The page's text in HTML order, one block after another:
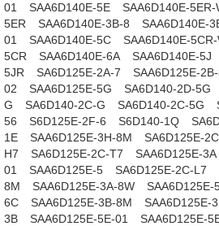
01
SAA6D140E-5E SAA6D140E-5ER-
5ER
SAA6D140E-3B-8 SAA6D140E-
01
SAA6D140E-5C SAA6D140E-
5CR
SAA6D140E-6A SAA6D140E-5J
5JR
SA6D125E-2A-7 SAA6D125E-
02
SAA6D125E-5G SA6D140-2D-5G
G
SA6D140-2C-G SA6D140-2C-5G
56
S6D125E-2F-6 S6D140-1Q
1E
SAA6D125E-3H-8M SA6D125E-
H7
SA6D125E-2C-T7 SAA6D125E-3A
01
SAA6D125E-5 SA6D125E-2C-L7
8M
SAA6D125E-3A-8W SAA6D125E-
6C
SAA6D125E-3B-8M SAA6D125E-
3B
SAA6D125E-5E-01 SAA6D125E-